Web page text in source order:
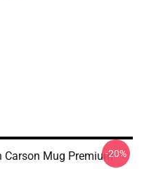
Carson Mug Premium-20%